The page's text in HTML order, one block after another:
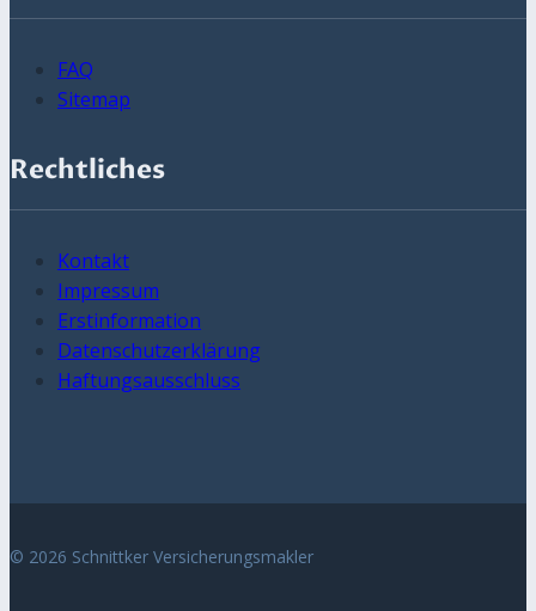
FAQ
Sitemap
Rechtliches
Kontakt
Impressum
Erstinformation
Datenschutzerklärung
Haftungsausschluss
© 2026 Schnittker Versicherungsmakler